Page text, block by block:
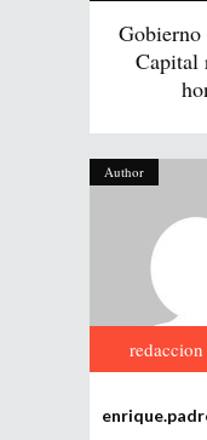
Gobierno
Capital
Author